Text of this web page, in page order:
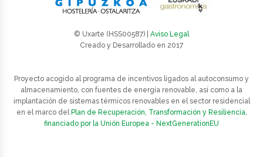
© Uxarte (HSS00587) | Aviso Legal
Creado y Desarrollado en 2017
Proyecto acogido al programa de incentivos ligados al autoconsumo y
almacenamiento, con fuentes de energía renovable, así como a la
implantación de sistemas térmicos renovables en el sector residencial
en el marco del Plan de Recuperación, Transformación y Resiliencia,
financiado por la Unión Europea - NextGenerationEU